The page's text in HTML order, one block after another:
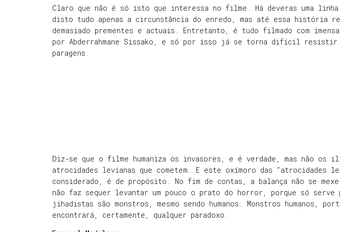
Claro que não é só isto que interessa no filme. Há deveras uma
disto tudo apenas a circunstância do enredo, mas até essa história
demasiado prementes e actuais. Entretanto, é tudo filmado com
por Abderrahmane Sissako, e só por isso já se torna difícil resistir
paragens.
Diz-se que o filme humaniza os invasores, e é verdade, mas não os
atrocidades levianas que cometem. E este oxímoro das “atrocidades
considerado, é de propósito. No fim de contas, a balança não se
não faz sequer levantar um pouco o prato do horror, porque só
jihadistas são monstros, mesmo sendo humanos. Monstros humanos,
encontrará, certamente, qualquer paradoxo.